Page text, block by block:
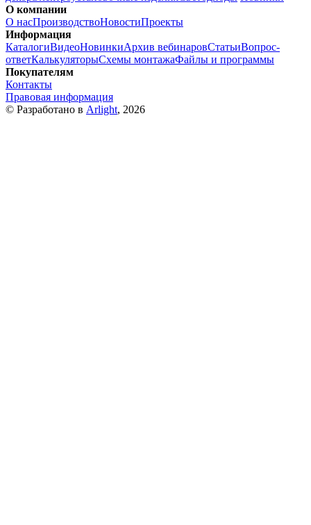
О компании
О насПроизводствоНовостиПроекты
Информация
КаталогиВидеоНовинкиАрхив вебинаровСтатьиВопрос-
ответКалькуляторыСхемы монтажаФайлы и программы
Покупателям
Контакты
Правовая информация
© Разработано в Arlight, 2026